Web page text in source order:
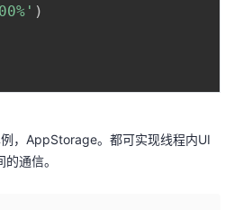
)
，AppStorage。都可实现线程内UI
通信。